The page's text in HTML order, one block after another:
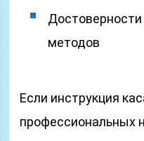
методов
Если инструкция
профессиональных